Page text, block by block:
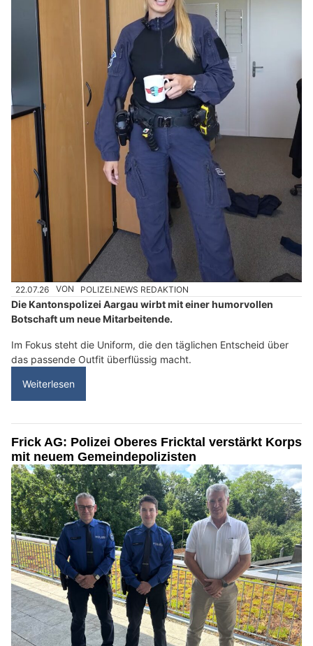
22.07.26 VON POLIZEI.NEWS REDAKTION
Die Kantonspolizei Aargau wirbt mit einer humorvollen
Botschaft um neue Mitarbeitende.
Im Fokus steht die Uniform, die den täglichen Entscheid über
das passende Outfit überflüssig macht.
Weiterlesen
Frick AG: Polizei Oberes Fricktal verstärkt Korps
mit neuem Gemeindepolizisten